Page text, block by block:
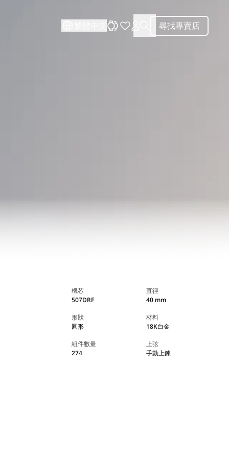
尋找專賣店
機芯
507DRF
直徑
40 mm
形狀
圓形
材料
18K白金
組件數量
274
上弦
手動上鍊
關閉
關閉